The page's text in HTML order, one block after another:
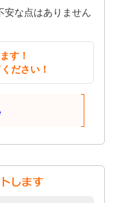
安な点はありません
す！
ださい！